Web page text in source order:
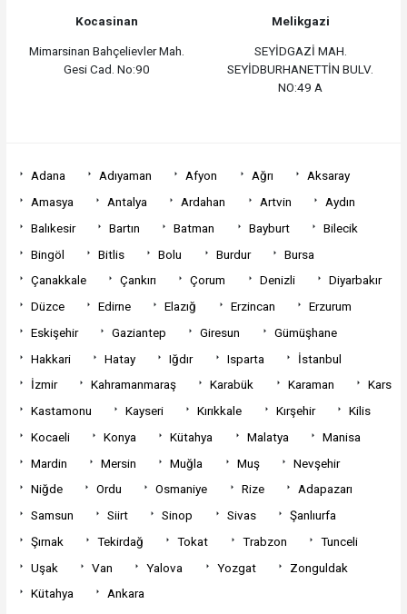
Kocasinan
Mimarsinan Bahçelievler Mah.
Gesi Cad. No:90
Melikgazi
SEYİDGAZİ MAH.
SEYİDBURHANETTİN BULV.
NO:49 A
Adana Adıyaman Afyon Ağrı
Aksaray
Amasya
Antalya Ardahan Artvin
Aydın
Balıkesir
Bartın Batman Bayburt
Bilecik
Bingöl
Bitlis Bolu Burdur
Bursa
Çanakkale
Çankırı Çorum Denizli
Diyarbakır
Düzce
Edirne Elazığ Erzincan
Erzurum
Eskişehir
Gaziantep Giresun
Gümüşhane
Hakkari
Hatay Iğdır Isparta
İstanbul
İzmir
Kahramanmaraş Karabük Karaman
Kars
Kastamonu
Kayseri Kırıkkale Kırşehir
Kilis
Kocaeli
Konya Kütahya Malatya
Manisa
Mardin
Mersin Muğla Muş
Nevşehir
Niğde
Ordu Osmaniye Rize
Adapazarı
Samsun
Siirt Sinop Sivas
Şanlıurfa
Şırnak
Tekirdağ Tokat Trabzon
Tunceli
Uşak
Van Yalova Yozgat
Zonguldak
Kütahya
Ankara